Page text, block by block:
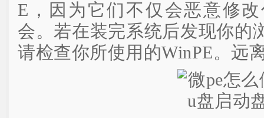
E，因为它们不仅会恶意修
会。若在装完系统后发现你的
请检查你所使用的WinPE。远